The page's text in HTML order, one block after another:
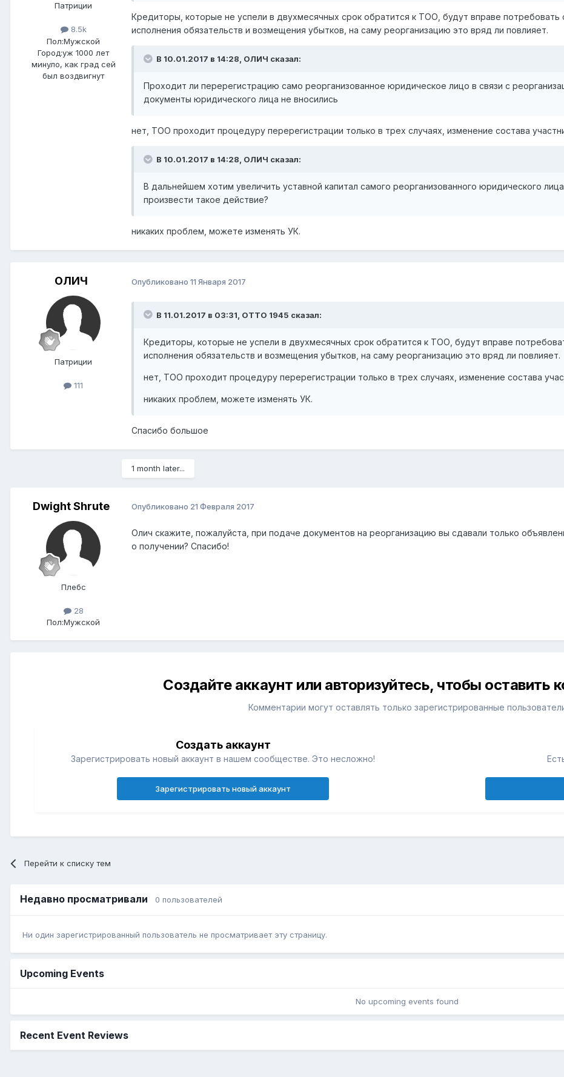
Патриции
8.5k
Пол:Мужской
Город:уж 1000 лет
минуло, как град сей
был воздвигнут
Кредиторы, которые не успели в двухмесячных срок обратится к ТОО, будут вправе
исполнения обязательств и возмещения убытков, на саму реорганизацию это вряд ли повлияет.
В 10.01.2017 в 14:28, ОЛИЧ сказал:
Проходит ли перерегистрацию само реорганизованное юридическое лицо в связи с
документы юридического лица не вносились
нет, ТОО проходит процедуру перерегистрации только в трех случаях, изменение состава
В 10.01.2017 в 14:28, ОЛИЧ сказал:
В дальнейшем хотим увеличить уставной капитал самого реорганизованного юридического
произвести такое действие?
никаких проблем, можете изменять УК.
ОЛИЧ
Патриции
111
Опубликовано 11 Января 2017
В 11.01.2017 в 03:31, ОТТО 1945 сказал:
Кредиторы, которые не успели в двухмесячных срок обратится к ТОО, будут вправе
исполнения обязательств и возмещения убытков, на саму реорганизацию это вряд ли повлияет.
нет, ТОО проходит процедуру перерегистрации только в трех случаях, изменение состава
никаких проблем, можете изменять УК.
Спасибо большое
1 month later...
Dwight Shrute
Плебс
28
Пол:Мужской
Опубликовано 21 Февраля 2017
Олич скажите, пожалуйста, при подаче документов на реорганизацию вы сдавали только
о получении? Спасибо!
Создайте аккаунт или авторизуйтесь, чтобы оставить
Комментарии могут оставлять только зарегистрированные
Создать аккаунт
Зарегистрировать новый аккаунт в нашем сообществе. Это несложно!
Зарегистрировать новый аккаунт
Перейти к списку тем
Недавно просматривали 0 пользователей
Ни один зарегистрированный пользователь не просматривает эту страницу.
Upcoming Events
No upcoming events found
Recent Event Reviews